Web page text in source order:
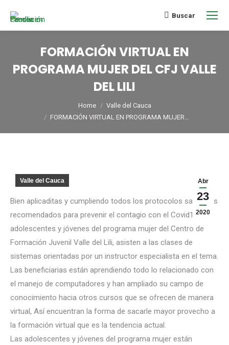
Buscar
FORMACIÓN VIRTUAL EN
PROGRAMA MUJER DEL CFJ VALLE
DEL LILI
Home
Valle del Cauca
FORMACIÓN VIRTUAL EN PROGRAMA MUJER…
Abr
23
2020
Valle del Cauca
Bien aplicaditas y cumpliendo todos los protocolos sanitarios
recomendados para prevenir el contagio con el Covid19, las
adolescentes y jóvenes del programa mujer del Centro de
Formación Juvenil Valle del Lili, asisten a las clases de
sistemas orientadas por un instructor especialista en el tema.
Las beneficiarias están aprendiendo todo lo relacionado con
el manejo de computadores y han ampliado su campo de
conocimiento hacia otros cursos que se ofrecen de manera
virtual, Así encuentran la forma de sacarle mayor provecho a
la formación virtual que es la tendencia actual.
Las adolescentes y jóvenes del programa mujer están